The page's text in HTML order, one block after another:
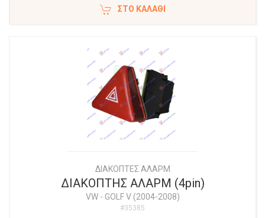
ΣΤΟ ΚΑΛΆΘΙ
ΔΙΑΚΟΠΤΕΣ ΑΛΑΡΜ
ΔΙΑΚΟΠΤΗΣ ΑΛΑΡΜ (4pin)
VW- GOLF V (2004-2008)
#35385